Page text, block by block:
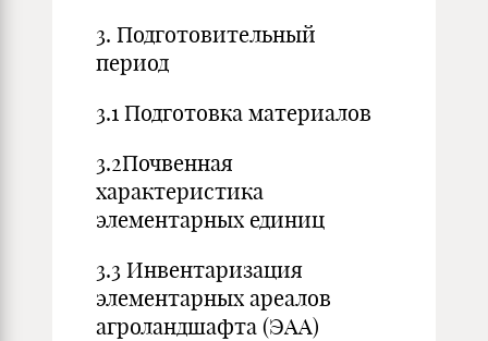
3. Подготовительный
период
3.1 Подготовка материалов
3.2Почвенная
характеристика
элементарных единиц
3.3 Инвентаризация
элементарных ареалов
агроландшафта (ЭАА)